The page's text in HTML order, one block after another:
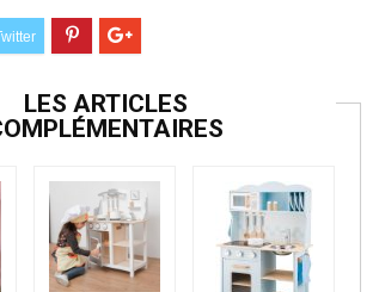
LES ARTICLES